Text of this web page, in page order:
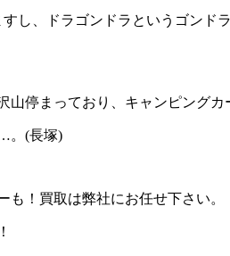
し、ドラゴンドラというゴン
山停まっており、キャンピング
。(長塚)
も！買取は弊社にお任せ下さい。